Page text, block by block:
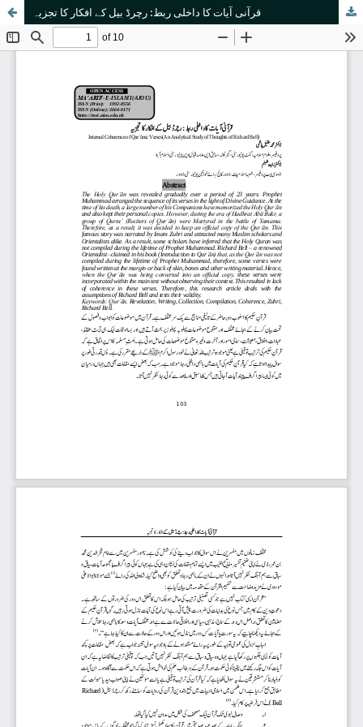
قرآنی آیات کا داخلی ربط: رچرڈ بیل کے افکار کا تجزیہ